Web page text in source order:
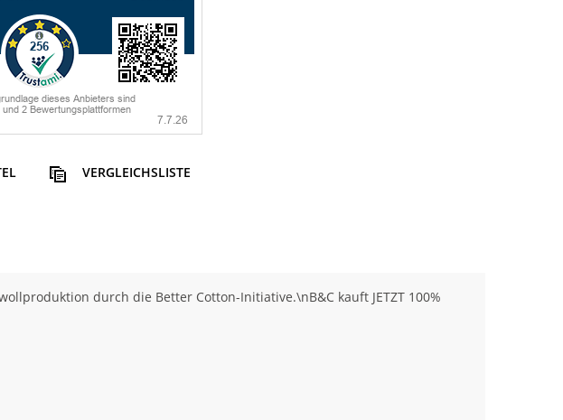
VERGLEICHSLISTE
durch die Better Cotton-Initiative.\nB&C kauft JETZT 100%